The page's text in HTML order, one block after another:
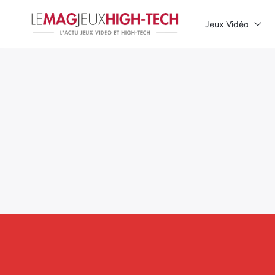
Jeux Vidéo